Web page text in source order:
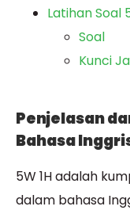
Latihan Soal
Soal
Kunci
Penjelasan
Bahasa
5W 1H adalah
dalam bahasa